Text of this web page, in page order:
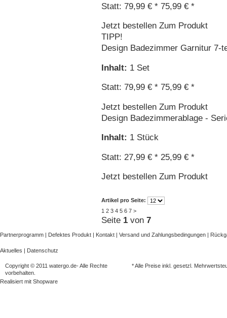
Statt: 79,99 € * 75,99 € *
Jetzt bestellen Zum Produkt
TIPP!
Design Badezimmer Garnitur 7-
Inhalt: 1 Set
Statt: 79,99 € * 75,99 € *
Jetzt bestellen Zum Produkt
Design Badezimmerablage -
Inhalt: 1 Stück
Statt: 27,99 € * 25,99 € *
Jetzt bestellen Zum Produkt
Artikel pro Seite:
1 2 3 4 5 6 7 >
Seite 1 von 7
Partnerprogramm | Defektes Produkt | Kontakt | Versand und Zahlungsbedingungen |
Aktuelles | Datenschutz
Copyright © 2011 watergo.de- Alle Rechte
vorbehalten.
* Alle Preise inkl. gesetzl.
Realisiert mit Shopware